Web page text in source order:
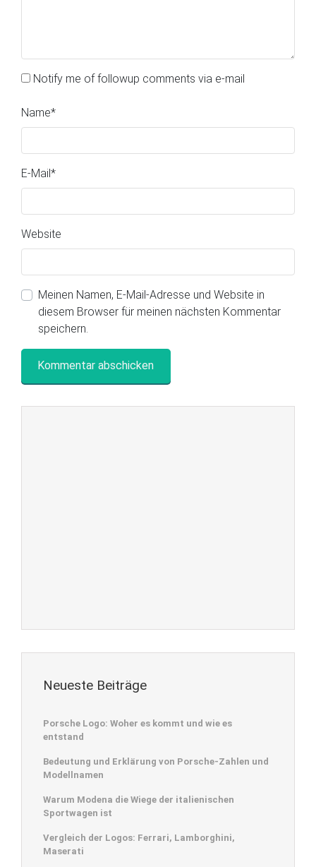
Notify me of followup comments via e-mail
Name*
E-Mail *
Website
Meinen Namen, E-Mail-Adresse und Website in
diesem Browser für meinen nächsten Kommentar
speichern.
Neueste Beiträge
Porsche Logo: Woher es kommt und wie es
entstand
Bedeutung und Erklärung von Porsche-Zahlen und
Modellnamen
Warum Modena die Wiege der italienischen
Sportwagen ist
Vergleich der Logos: Ferrari, Lamborghini,
Maserati